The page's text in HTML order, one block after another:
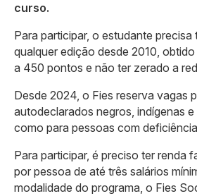
curso.
Para participar, o estudante precisa
qualquer edição desde 2010,
a 450 pontos e não ter zerado a
Desde 2024, o Fies reserva vagas
autodeclarados negros, indígenas
como para pessoas com
Para participar, é preciso ter renda
por pessoa de até três salários
modalidade do programa, o Fies